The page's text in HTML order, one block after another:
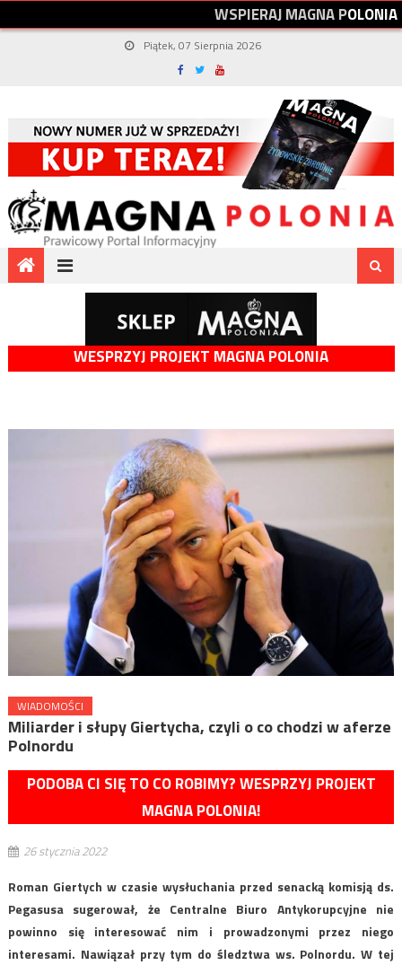
WSPIERAJMAGNAPOLONIA
Piątek, 07 Sierpnia 2026
WESPRZYJ PROJEKT MAGNA POLONIA
WIADOMOŚCI
Miliarder i słupy Giertycha, czyli o co chodzi w aferze
Polnordu
PODOBA CI SIĘ TO CO ROBIMY? WESPRZYJ PROJEKT
MAGNA POLONIA!
26 stycznia 2022
Roman Giertych w czasie wysłuchania przed senacką komisją ds.
Pegasusa sugerował, że Centralne Biuro Antykorupcyjne nie
powinno się interesować nim i prowadzonymi przez niego
interesami. Nawiązał przy tym do śledztwa ws. Polnordu. W tej